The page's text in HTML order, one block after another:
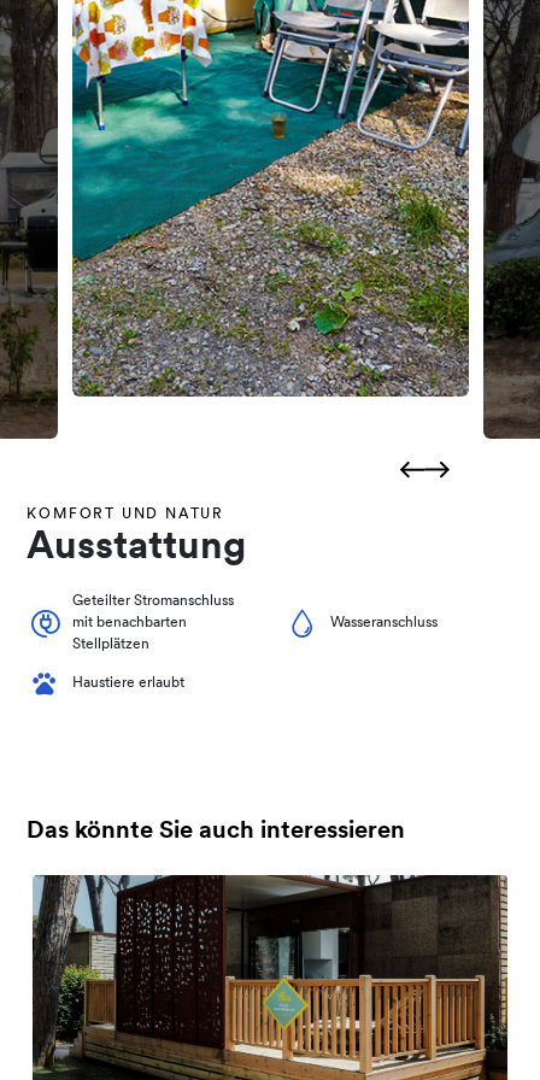
KOMFORT UND NATUR
Ausstattung
Geteilter Stromanschluss
mit benachbarten
Stellplätzen
Wasseranschluss
Haustiere erlaubt
Das könnte Sie auch interessieren